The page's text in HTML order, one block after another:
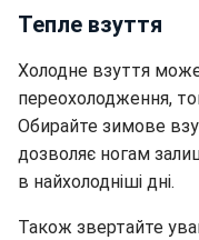
Тепле взуття
Холодне взуття
переохолодження,
Обирайте зимове
дозволяє ногам
в найхолодніші дні.
Також звертайте